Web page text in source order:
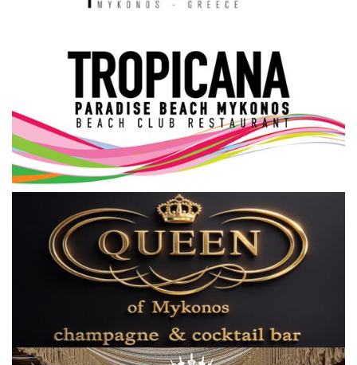
Σεβασμιώτατος Δωρόθεος Β’
Cost Of Living Crisis
Opinion + Analysis
L’Art des Sens
Local Elections 2023